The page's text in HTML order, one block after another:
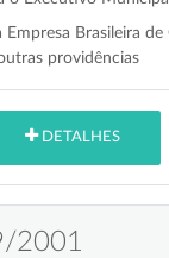
Brasileira de
providências
DETALHES
2001